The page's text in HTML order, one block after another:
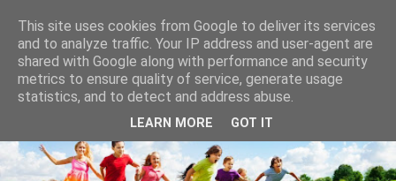
This site uses cookies from Google to deliver its services
and to analyze traffic. Your IP address and user-agent are
shared with Google along with performance and security
metrics to ensure quality of service, generate usage
statistics, and to detect and address abuse.
LEARN MORE GOT IT